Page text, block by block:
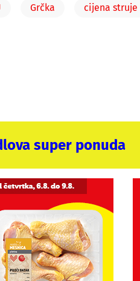
Grčka cijena struje
super ponuda